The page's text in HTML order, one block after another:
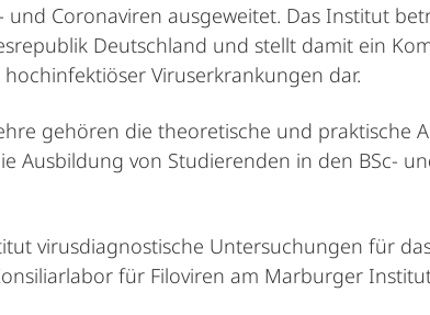
und Coronaviren ausgeweitet. Das Institut
Deutschland und stellt damit ein
Viruserkrankungen dar.
gehören die theoretische und praktische
Ausbildung von Studierenden in den BSc-
virusdiagnostische Untersuchungen für
für Filoviren am Marburger